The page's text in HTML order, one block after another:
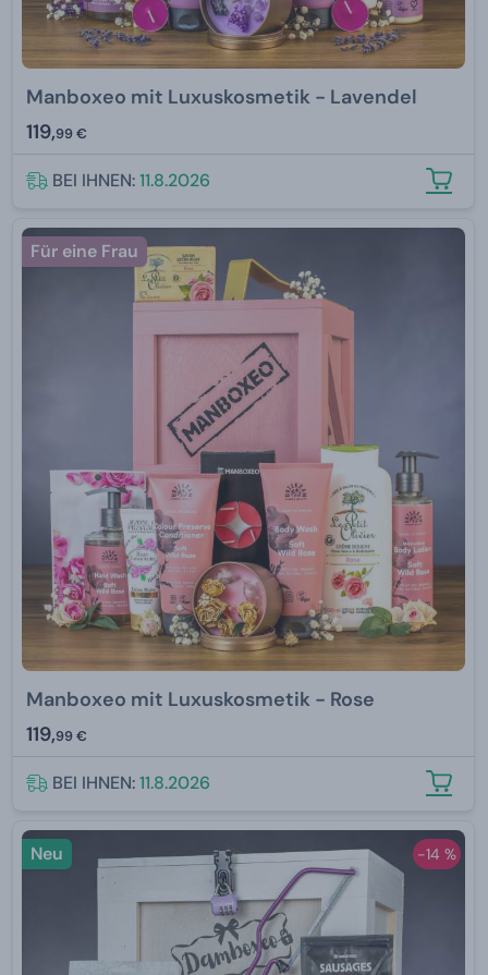
Manboxeo mit Luxuskosmetik - Lavendel
119,99 €
BEI IHNEN:11.8.2026
Für eine Frau
Manboxeo mit Luxuskosmetik - Rose
119,99 €
BEI IHNEN:11.8.2026
-14 %
Neu